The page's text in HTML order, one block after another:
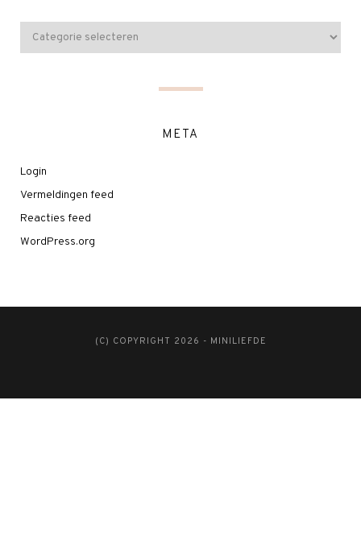
META
Login
Vermeldingen feed
Reacties feed
WordPress.org
(C) COPYRIGHT 2026 - MINILIEFDE